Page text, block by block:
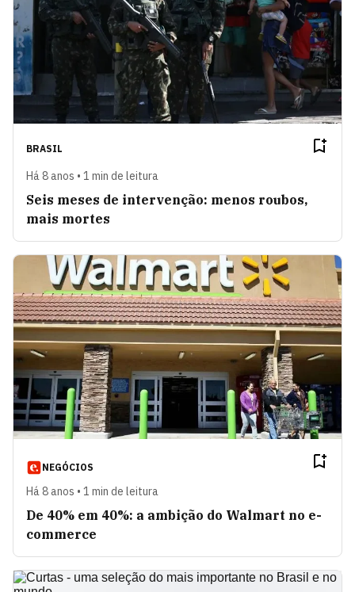
BRASIL
Há 8 anos • 1 min de leitura
Seis meses de intervenção: menos roubos,
mais mortes
NEGÓCIOS
Há 8 anos • 1 min de leitura
De 40% em 40%: a ambição do Walmart no e-
commerce